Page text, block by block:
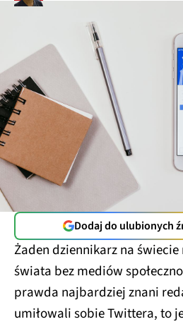
Dodaj do ulubionych
Żaden dziennikarz na
świata bez mediów
prawda najbardziej znani
umiłowali sobie Twittera, to